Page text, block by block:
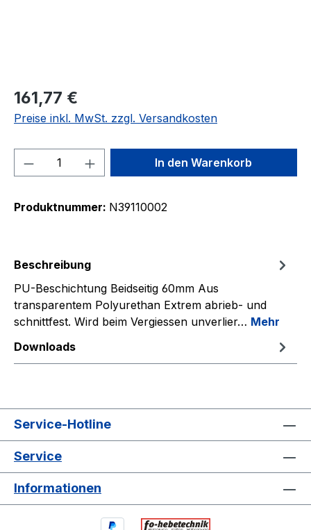
161,77 €
Preise inkl. MwSt. zzgl. Versandkosten
Produkt Anzahl: Gib denIn den Warenkorb
Produktnummer: N39110002
Beschreibung
PU-Beschichtung Beidseitig 60mm Aus
transparentem Polyurethan Extrem abrieb- und
schnittfest. Wird beim Vergiessen unverlier… Mehr
Downloads
Service-Hotline
Service
Informationen